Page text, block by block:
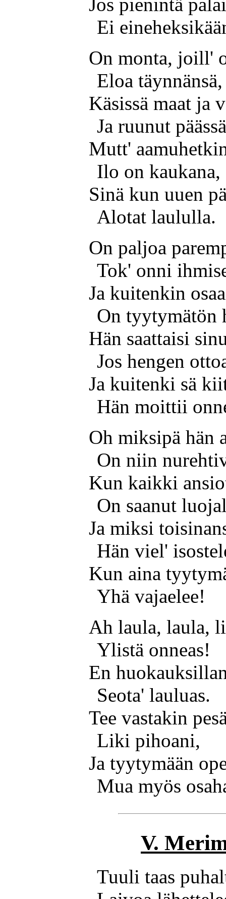
Jos pienintä
Ei
On monta, joill'
Eloa täynnänsä,
Käsissä maat ja
Ja ruunut
Mutt'
Ilo on kaukana,
Sinä kun uuen
Alotat laululla.
On paljoa
Tok' onni
Ja kuitenkin
On tyytymätön
Hän saattaisi
Jos hengen
Ja kuitenki sä
Hän moittii
Oh miksipä hän
On niin
Kun kaikki
On saanut
Ja miksi
Hän viel'
Kun aina
Yhä vajaelee!
Ah laula, laula,
Ylistä onneas!
En
Seota' lauluas.
Tee vastakin
Liki pihoani,
Ja tyytymään
Mua myös
V.
Tuuli taas